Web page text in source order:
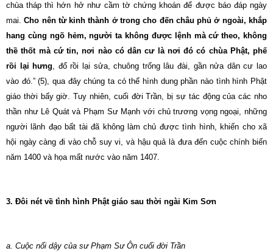
chùa tháp thì hớn hở như cầm tờ chứng khoán để được báo đáp ngày
mai.Cho nên từ kinh thành ở trong cho đến châu phủ ở ngoài, khắp
hang cùng ngõ hẻm, người ta không được lệnh mà cứ theo, không
thề thốt mà cứ tin, nơi nào có dân cư là nơi đó có chùa Phật, phế
rồi lại hưng, đổ rồi lại sửa, chuông trống lâu đài, gần nửa dân cư lao
vào đó.” (5), qua đây chúng ta có thể hình dung phần nào tình hình Phật
giáo thời bấy giờ. Tuy nhiên, cuối đời Trần, bị sự tác động của các nho
thần như Lê Quát và Phạm Sư Mạnh với chủ trương vọng ngoại, những
người lãnh đạo bất tài đã không làm chủ được tình hình, khiến cho xã
hội ngày càng đi vào chỗ suy vi, và hậu quả là đưa đến cuộc chính biến
năm 1400 và họa mất nước vào năm 1407.
3. Ðôi nét về tình hình Phật giáo sau thời ngài Kim Sơn
a. Cuộc nổi dậy của sư Phạm Sư Ôn cuối đời Trần